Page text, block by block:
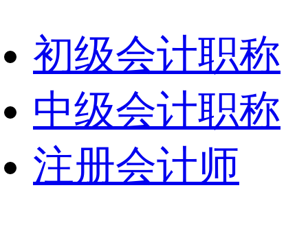
初级会计职称
中级会计职称
注册会计师